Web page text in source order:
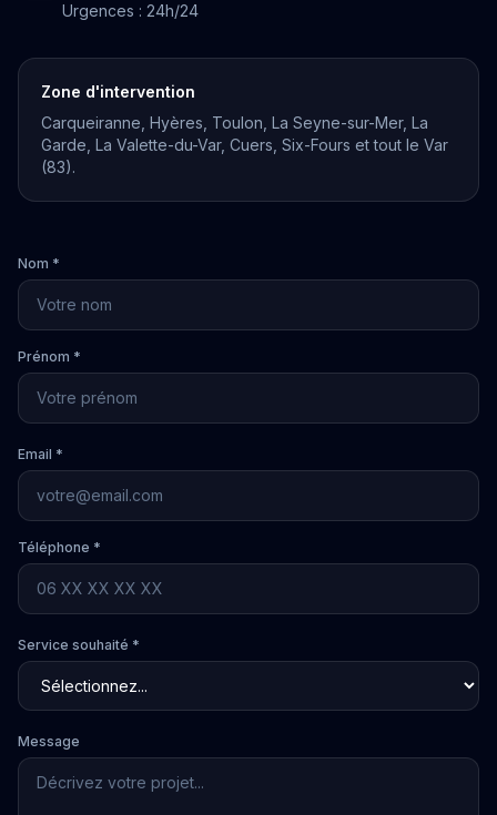
Urgences : 24h/24
Zone d'intervention
Carqueiranne, Hyères, Toulon, La Seyne-sur-Mer, La
Garde, La Valette-du-Var, Cuers, Six-Fours et tout le Var
(83).
Nom *
Prénom *
Email *
Téléphone *
Service souhaité *
Message